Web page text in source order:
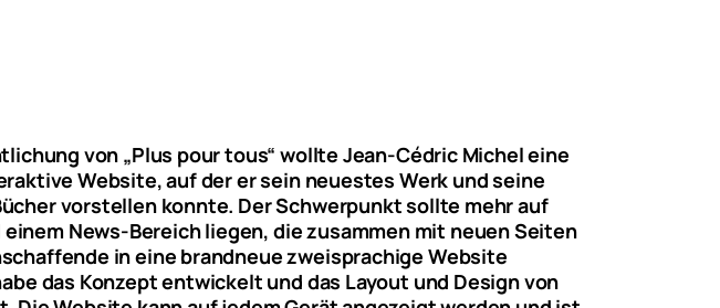
von „Plus pour tous“ wollte Jean-Cédric Michel eine
Website, auf der er sein neuestes Werk und seine
vorstellen konnte. Der Schwerpunkt sollte mehr auf
News-Bereich liegen, die zusammen mit neuen Seiten
in eine brandneue zweisprachige Website
das Konzept entwickelt und das Layout und Design von